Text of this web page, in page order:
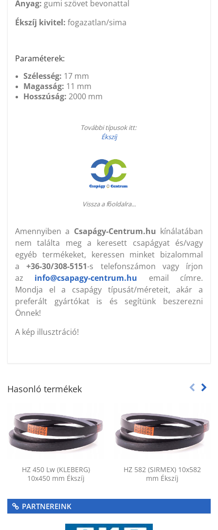
Anyag: gumi szövet bevonattal
Ékszíj kivitel: fogazatlan/sima
Paraméterek:
Szélesség: 17 mm
Magasság: 11 mm
Hosszúság: 2000 mm
További típusok itt:
Ékszíj
Vissza a főoldalra...
Amennyiben a Csapágy-Centrum.hu kínálatában
nem találta meg a keresett csapágyat és/vagy
egyéb termékeket, keressen minket bizalommal
a+36-30/308-5151-s telefonszámon vagy írjon
az info@csapagy-centrum.hu email címre.
Mondja el a csapágy típusát/méreteit, akár a
preferált gyártókat is és segítünk beszerezni
Önnek!
A kép illusztráció!
Hasonló termékek
HZ 450 Lw (KLEBERG)
10x450 mm Ékszíj
HZ 582 (SIRMEX) 10x582
mm Ékszíj
PARTNEREINK